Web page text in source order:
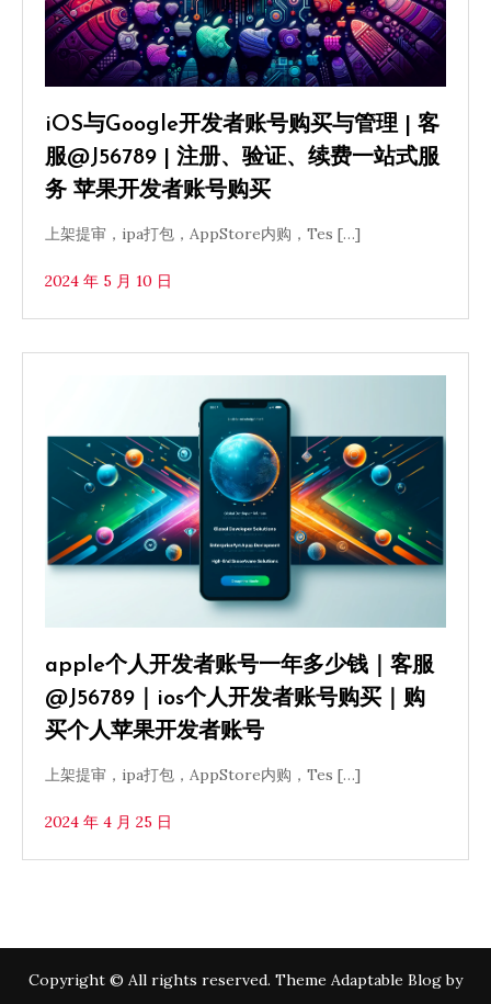
iOS与Google开发者账号购买与管理 | 客
服@J56789 | 注册、验证、续费一站式服
务 苹果开发者账号购买
上架提审，ipa打包，AppStore内购，Tes […]
2024 年 5 月 10 日
apple个人开发者账号一年多少钱｜客服
@J56789｜ios个人开发者账号购买｜购
买个人苹果开发者账号
上架提审，ipa打包，AppStore内购，Tes […]
2024 年 4 月 25 日
Copyright © All rights reserved. Theme Adaptable Blog by